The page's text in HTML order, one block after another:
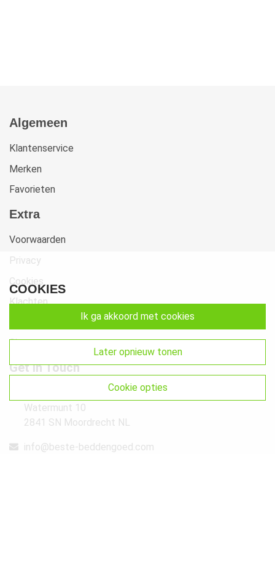
Algemeen
Klantenservice
Merken
Favorieten
Extra
Voorwaarden
Privacy
Cookies
Klachten
Retourneren & Ruilen
Sitemap
Get In Touch
Beste-Beddengoed.com
Watermunt 10
2841 SN Moordrecht NL
info@beste-beddengoed.com
COOKIES
ik ga akkoord met cookies
later opnieuw tonen
cookie opties